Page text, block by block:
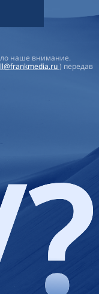
наше внимание.
) передав